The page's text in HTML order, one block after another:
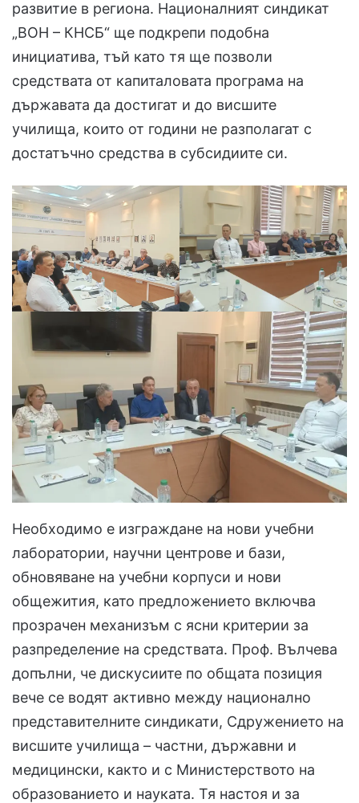
развитие в региона. Националният синдикат
„ВОН – КНСБ“ ще подкрепи подобна
инициатива, тъй като тя ще позволи
средствата от капиталовата програма на
държавата да достигат и до висшите
училища, които от години не разполагат с
достатъчно средства в субсидиите си.
Необходимо е изграждане на нови учебни
лаборатории, научни центрове и бази,
обновяване на учебни корпуси и нови
общежития, като предложението включва
прозрачен механизъм с ясни критерии за
разпределение на средствата. Проф. Вълчева
допълни, че дискусиите по общата позиция
вече се водят активно между национално
представителните синдикати, Сдружението на
висшите училища – частни, държавни и
медицински, както и с Министерството на
образованието и науката. Тя настоя и за